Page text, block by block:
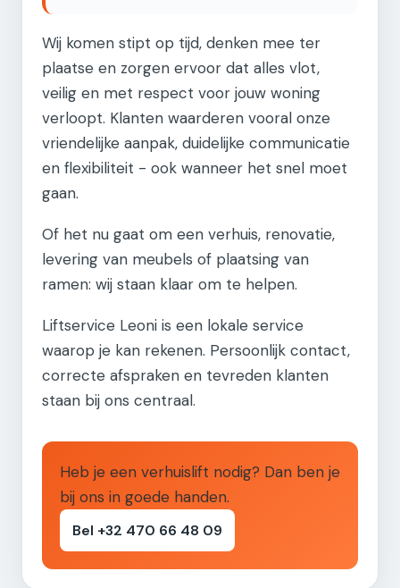
Wij komen stipt op tijd, denken mee ter
plaatse en zorgen ervoor dat alles vlot,
veilig en met respect voor jouw woning
verloopt. Klanten waarderen vooral onze
vriendelijke aanpak, duidelijke communicatie
en flexibiliteit - ook wanneer het snel moet
gaan.
Of het nu gaat om een verhuis, renovatie,
levering van meubels of plaatsing van
ramen: wij staan klaar om te helpen.
Liftservice Leoni is een lokale service
waarop je kan rekenen. Persoonlijk contact,
correcte afspraken en tevreden klanten
staan bij ons centraal.
Heb je een verhuislift nodig? Dan ben je
bij ons in goede handen.
Bel +32 470 66 48 09